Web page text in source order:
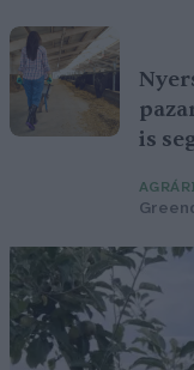
is